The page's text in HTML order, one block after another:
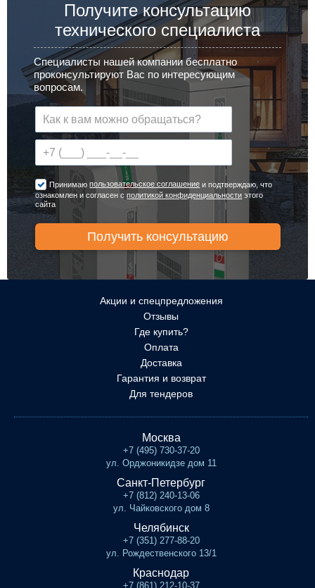
Получите консультацию
технического специалиста
Специалисты нашей компании бесплатно
проконсультируют Вас по интересующим
вопросам.
Принимаюпользовательское соглашение и подтверждаю, что
ознакомлен и согласен сполитикой конфиденциальности этого
сайта
Акции и спецпредложения
Отзывы
Где купить?
Оплата
Доставка
Гарантия и возврат
Для тендеров
Москва
+7 (495) 730-37-20
ул. Орджоникидзе дом 11
Санкт-Петербург
+7 (812) 240-13-06
ул. Чайковского дом 8
Челябинск
+7 (351) 277-88-20
ул. Рождественского 13/1
Краснодар
+7 (861) 212-10-37